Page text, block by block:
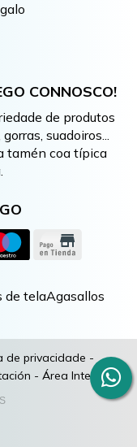
CONNOSCO!
de produtos
suadoiros...
tamén coa típica
de telaAgasallos
de privacidade -
- Área Interna